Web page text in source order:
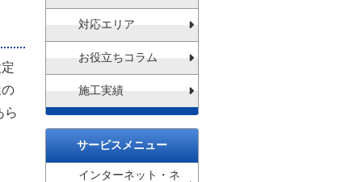
ら
対応エリア
お役立ちコラム
施工実績
サービスメニュー
インターネット・ネ